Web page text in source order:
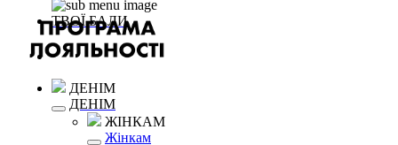
ТВОЇ БАЛИ
ДЕНІМ
ДЕНІМ
ЖІНКАМ
Жінкам